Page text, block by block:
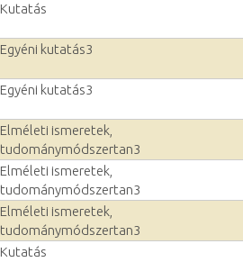
Kutatás
Egyéni kutatás3
Egyéni kutatás3
Elméleti ismeretek,
tudománymódszertan3
Elméleti ismeretek,
tudománymódszertan3
Elméleti ismeretek,
tudománymódszertan3
Kutatás